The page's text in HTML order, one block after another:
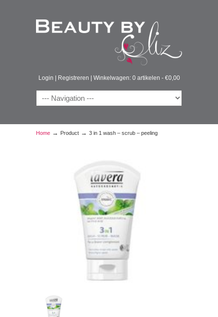
Login Registreren Winkelwagen: 0 artikelen - €0,00
Home → Product → 3 in 1 wash – scrub – peeling